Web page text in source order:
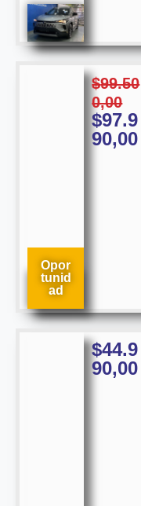
Opor
tunid
ad
$99.50
0,00
$97.9
90,00
$44.9
90,00